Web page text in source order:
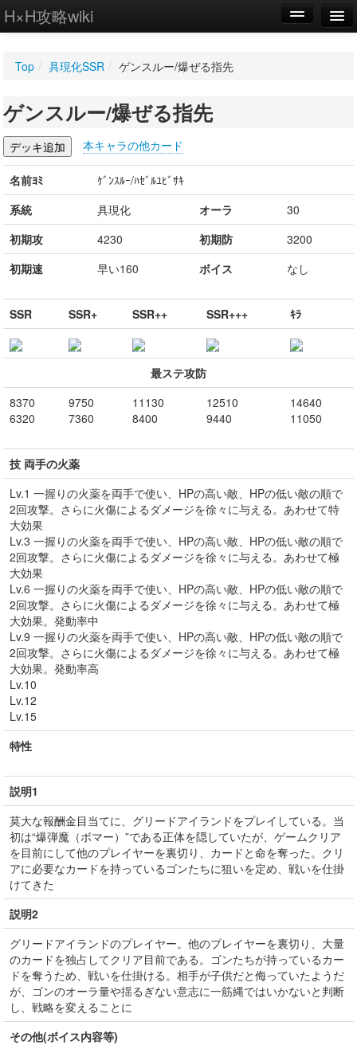
H×H攻略wiki
WIKI
設定
Top / 具現化SSR / ゲンスルー/爆ぜる指先
ゲンスルー/爆ぜる指先
本キャラの他カード
名前ﾖﾐ
ｹﾞﾝｽﾙｰ/ﾊｾﾞﾙﾕﾋﾞｻｷ
系統
具現化 オーラ
30
初期攻
4230 初期防
3200
初期速
早い160 ボイス なし
SSR SSR+ SSR++ SSR+++ ｷﾗ
最ステ攻防
8370
6320
9750
7360
11130
8400
12510
9440
14640
11050
技 両手の火薬
Lv.1 一握りの火薬を両手で使い、HPの高い敵、HPの低い敵の順で
2回攻撃。さらに火傷によるダメージを徐々に与える。あわせて特
大効果
Lv.3 一握りの火薬を両手で使い、HPの高い敵、HPの低い敵の順で
2回攻撃。さらに火傷によるダメージを徐々に与える。あわせて極
大効果
Lv.6 一握りの火薬を両手で使い、HPの高い敵、HPの低い敵の順で
2回攻撃。さらに火傷によるダメージを徐々に与える。あわせて極
大効果。発動率中
Lv.9 一握りの火薬を両手で使い、HPの高い敵、HPの低い敵の順で
2回攻撃。さらに火傷によるダメージを徐々に与える。あわせて極
大効果。発動率高
Lv.10
Lv.12
Lv.15
特性
説明1
莫大な報酬金目当てに、グリードアイランドをプレイしている。当
初は“爆弾魔（ボマー）”である正体を隠していたが、ゲームクリア
を目前にして他のプレイヤーを裏切り、カードと命を奪った。クリ
アに必要なカードを持っているゴンたちに狙いを定め、戦いを仕掛
けてきた
説明2
グリードアイランドのプレイヤー。他のプレイヤーを裏切り、大量
のカードを独占してクリア目前である。ゴンたちが持っているカー
ドを奪うため、戦いを仕掛ける。相手が子供だと侮っていたようだ
が、ゴンのオーラ量や揺るぎない意志に一筋縄ではいかないと判断
し、戦略を変えることに
その他(ボイス内容等)